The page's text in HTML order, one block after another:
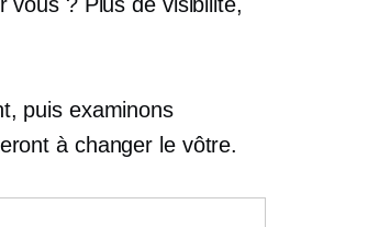
puis examinons
à changer le vôtre.